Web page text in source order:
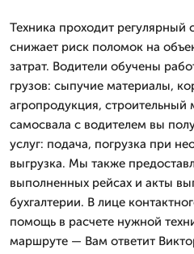
Техника проходит регулярный
снижает риск поломок на
затрат. Водители обучены
грузов: сыпучие материалы,
агропродукция,
самосвала с водителем вы
услуг: подача, погрузка при
выгрузка. Мы также
выполненных рейсах и акты
бухгалтерии. В лице
помощь в расчете нужной
маршруте — Вам ответит